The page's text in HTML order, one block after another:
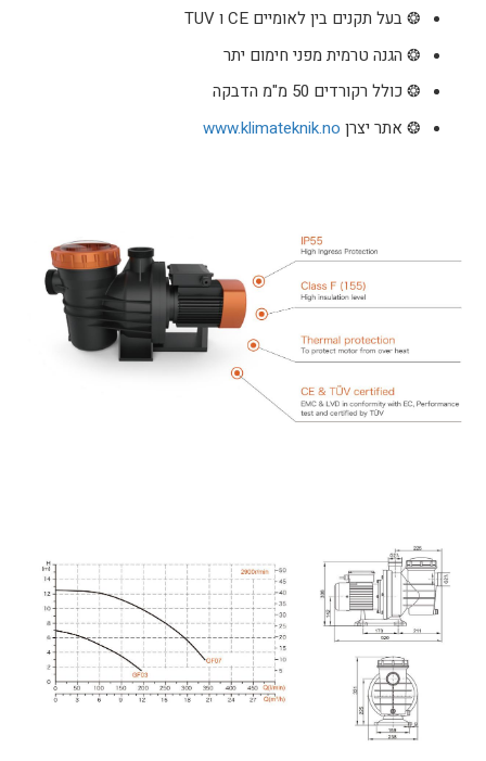
❂ בעל תקנים בין לאומיים CE ו TUV
❂ הגנה טרמית מפני חימום יתר
❂ כולל רקורדים 50 מ"מ הדבקה
❂ אתר יצרן www.klimateknik.no